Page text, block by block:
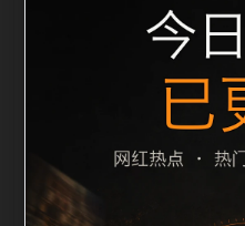
览。本页强调内容归集和
堆砌，也避免多个站点同
说明、文件名、alt 和 title
文章标题生成，便于搜索
时将继续执行远程图片本
重复过滤和 descrip